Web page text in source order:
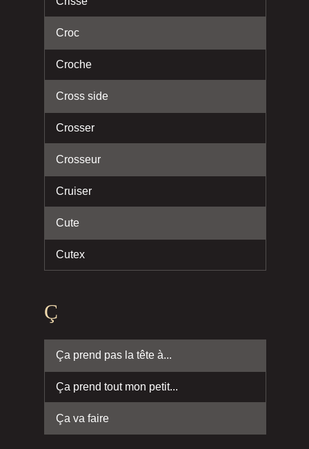
Croc
Croche
Cross side
Crosser
Crosseur
Cruiser
Cute
Cutex
Ç
Ça prend pas la tête à...
Ça prend tout mon petit...
Ça va faire